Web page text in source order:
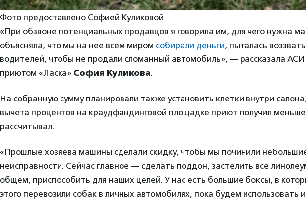
Фото предоставлено Софией Куликовой
«При обзвоне потенциальных продавцов я говорила им, для чего нужна
объясняла, что мы на нее всем миром собирали деньги, пыталась
водителей, чтобы не продали сломанный автомобиль», — рассказала
приютом «Ласка» София Куликова.
На собранную сумму планировали также установить клетки внутри
вычета процентов на краудфандинговой площадке приют получил
рассчитывал.
«Прошлые хозяева машины сделали скидку, чтобы мы починили
неисправности. Сейчас главное — сделать поддон, застелить все
общем, приспособить для наших целей. У нас есть большие боксы, в
этого перевозили собак в личных автомобилях, пока будем использовать